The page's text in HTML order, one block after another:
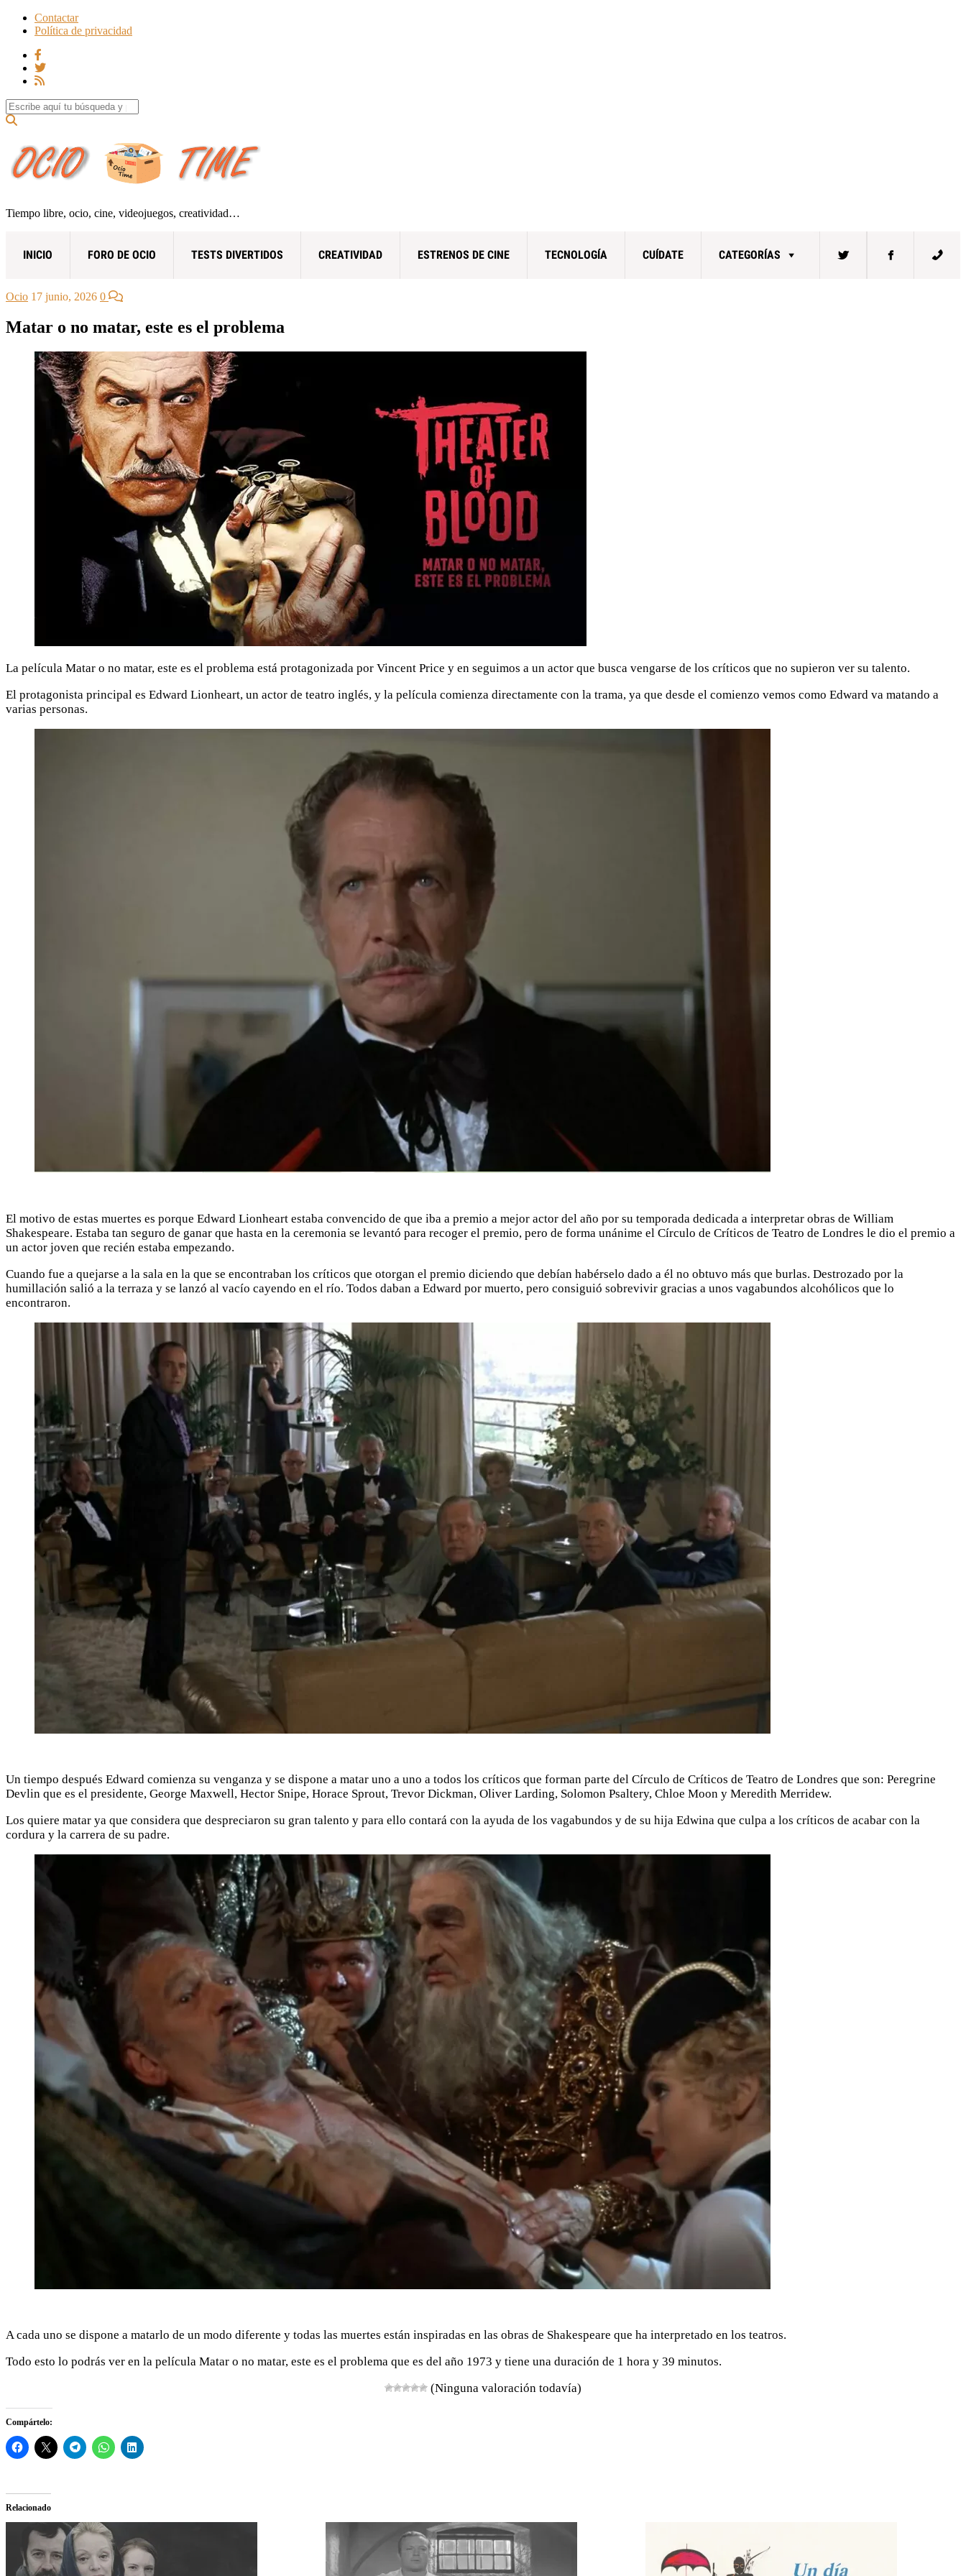
Contactar
Política de privacidad
Search for:
Tiempo libre, ocio, cine, videojuegos, creatividad…
INICIO FORO DE OCIO TESTS DIVERTIDOS CREATIVIDAD ESTRENOS DE CINE TECNOLOGÍA CUÍDATE CATEGORÍAS
Ocio 17 junio, 2026 0
Matar o no matar, este es el problema
La película Matar o no matar, este es el problema está protagonizada por Vincent Price y en seguimos a un actor que busca vengarse de los críticos que no supieron ver su talento.
El protagonista principal es Edward Lionheart, un actor de teatro inglés, y la película comienza directamente con la trama, ya que desde el comienzo vemos como Edward va matando a
varias personas.
El motivo de estas muertes es porque Edward Lionheart estaba convencido de que iba a premio a mejor actor del año por su temporada dedicada a interpretar obras de William
Shakespeare. Estaba tan seguro de ganar que hasta en la ceremonia se levantó para recoger el premio, pero de forma unánime el Círculo de Críticos de Teatro de Londres le dio el premio a
un actor joven que recién estaba empezando.
Cuando fue a quejarse a la sala en la que se encontraban los críticos que otorgan el premio diciendo que debían habérselo dado a él no obtuvo más que burlas. Destrozado por la
humillación salió a la terraza y se lanzó al vacío cayendo en el río. Todos daban a Edward por muerto, pero consiguió sobrevivir gracias a unos vagabundos alcohólicos que lo
encontraron.
Un tiempo después Edward comienza su venganza y se dispone a matar uno a uno a todos los críticos que forman parte del Círculo de Críticos de Teatro de Londres que son: Peregrine
Devlin que es el presidente, George Maxwell, Hector Snipe, Horace Sprout, Trevor Dickman, Oliver Larding, Solomon Psaltery, Chloe Moon y Meredith Merridew.
Los quiere matar ya que considera que despreciaron su gran talento y para ello contará con la ayuda de los vagabundos y de su hija Edwina que culpa a los críticos de acabar con la
cordura y la carrera de su padre.
A cada uno se dispone a matarlo de un modo diferente y todas las muertes están inspiradas en las obras de Shakespeare que ha interpretado en los teatros.
Todo esto lo podrás ver en la película Matar o no matar, este es el problema que es del año 1973 y tiene una duración de 1 hora y 39 minutos.
(Ninguna valoración todavía)
Compártelo:
Relacionado